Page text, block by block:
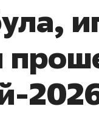
Василь Мазитов
МАРТ
местных
бизнес может
минимум